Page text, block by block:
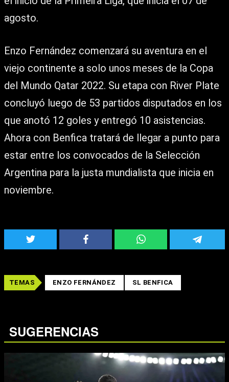
agosto.
Enzo Fernández comenzará su aventura en el
viejo continente a solo unos meses de la Copa
del Mundo Qatar 2022. Su etapa con River Plate
concluyó luego de 53 partidos disputados en los
que anotó 12 goles y entregó 10 asistencias.
Ahora con Benfica tratará de llegar a punto para
estar entre los convocados de la Selección
Argentina para la justa mundialista que inicia en
noviembre.
TEMAS ENZO FERNÁNDEZ SL BENFICA
SUGERENCIAS